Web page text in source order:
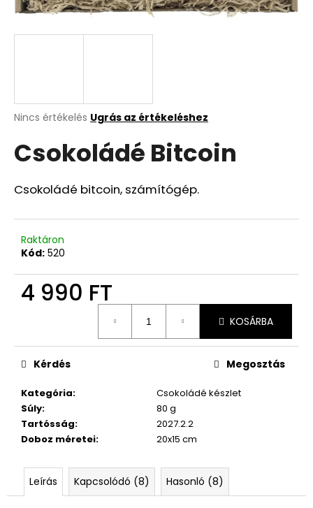
A
átlagos
értékelése
ből
0,0
Nincs értékelés Ugrás az értékeléshez
Csokoládé Bitcoin
Csokoládé bitcoin, számítógép.
Raktáron
Kód: 520
4 990 FT
KOSÁRBA
Kategória:
Csokoládé készlet
Súly:
80 g
Tartósság:
2027.2.2
Doboz méretei: 20x15 cm
Kérdés Megosztás
Leírás Kapcsolódó (8) Hasonló (8)
A
l
j
k